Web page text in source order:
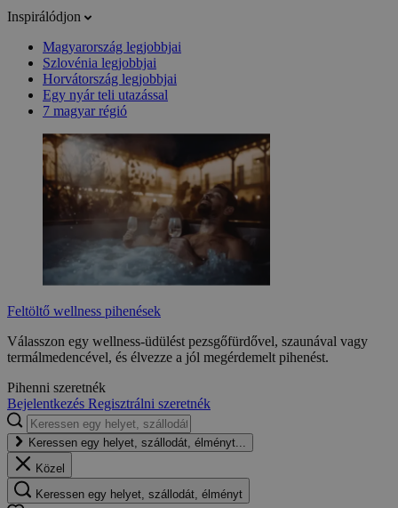
Inspirálódjon
Magyarország legjobbjai
Szlovénia legjobbjai
Horvátország legjobbjai
Egy nyár teli utazással
7 magyar régió
Feltöltő wellness pihenések
Válasszon egy wellness-üdülést pezsgőfürdővel, szaunával vagy
termálmedencével, és élvezze a jól megérdemelt pihenést.
Pihenni szeretnék
Bejelentkezés Regisztrálni szeretnék
Keressen egy helyet, szállodát, élményt...
Közel
Keressen egy helyet, szállodát, élményt